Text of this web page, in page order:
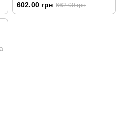
602.00 грн 662.00 грн